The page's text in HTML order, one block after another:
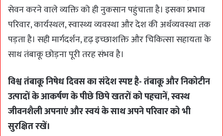
सेवन करने वाले व्यक्ति को ही नुकसान पहुंचाता है। इसका प्रभाव
परिवार, कार्यस्थल, स्वास्थ्य व्यवस्था और देश की अर्थव्यवस्था तक
पड़ता है। सही मार्गदर्शन, दृढ़ इच्छाशक्ति और चिकित्सा सहायता के
साथ तंबाकू छोड़ना पूरी तरह संभव है।
विश्व तंबाकू निषेध दिवस का संदेश स्पष्ट है- तंबाकू और निकोटीन
उत्पादों के आकर्षण के पीछे छिपे खतरों को पहचानें, स्वस्थ
जीवनशैली अपनाएं और स्वयं के साथ अपने परिवार को भी
सुरक्षित रखें।